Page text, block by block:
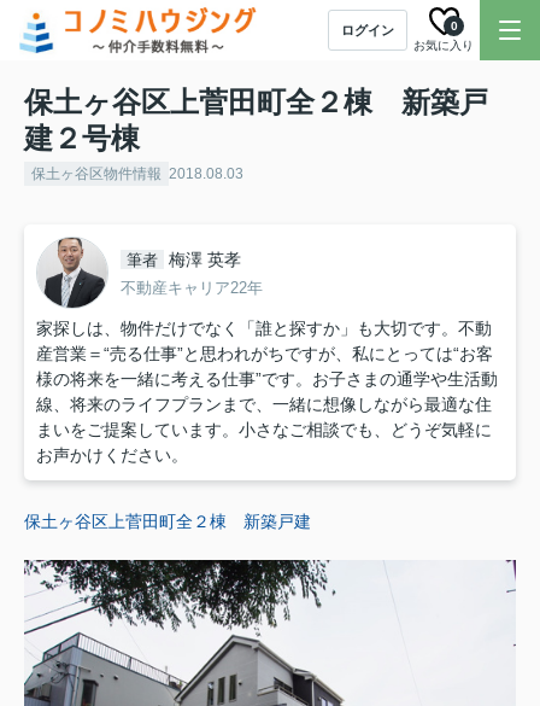
ログイン
お気に入り
0
保土ヶ谷区上菅田町全２棟 新築戸
建２号棟
保土ヶ谷区物件情報 2018.08.03
筆者 梅澤 英孝
不動産キャリア22年
家探しは、物件だけでなく「誰と探すか」も大切です。不動
産営業＝“売る仕事”と思われがちですが、私にとっては“お客
様の将来を一緒に考える仕事”です。お子さまの通学や生活動
線、将来のライフプランまで、一緒に想像しながら最適な住
まいをご提案しています。小さなご相談でも、どうぞ気軽に
お声かけください。
保土ヶ谷区上菅田町全２棟 新築戸建